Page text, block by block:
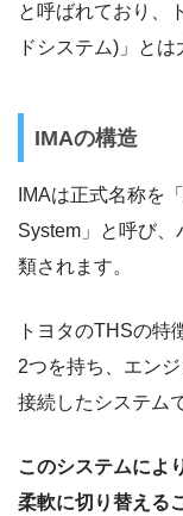
と呼ばれており、
ドシステム)」とは
IMAの構造
IMAは正式名称を
System」と呼び
類されます。
トヨタのTHSの特
2つを持ち、エン
接続したシステム
このシステムによ
柔軟に切り替える